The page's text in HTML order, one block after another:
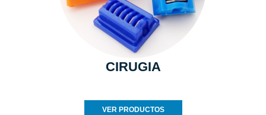
CIRUGIA
VER PRODUCTOS